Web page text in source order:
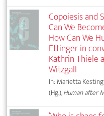
Copoiesis and
Can We
How Can We
Ettinger in
Kathrin Thiele
Witzgall
In: Marietta
(Hg.),Human after